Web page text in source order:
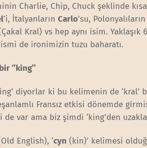
Charlie, Chip, Chuck şeklinde
’i, İtalyanlarınCarlo’su, Polonyalıların
Kral) vs hep aynı isim.
ismi de ironimizin tuzu baharatı.
‘’king’’
diyorlar ki bu kelimenin de ‘kral’
Fransız etkisi dönemde
var ama biz şimdi ‘king’den
English), ‘cyn (kin)’ kelimesi